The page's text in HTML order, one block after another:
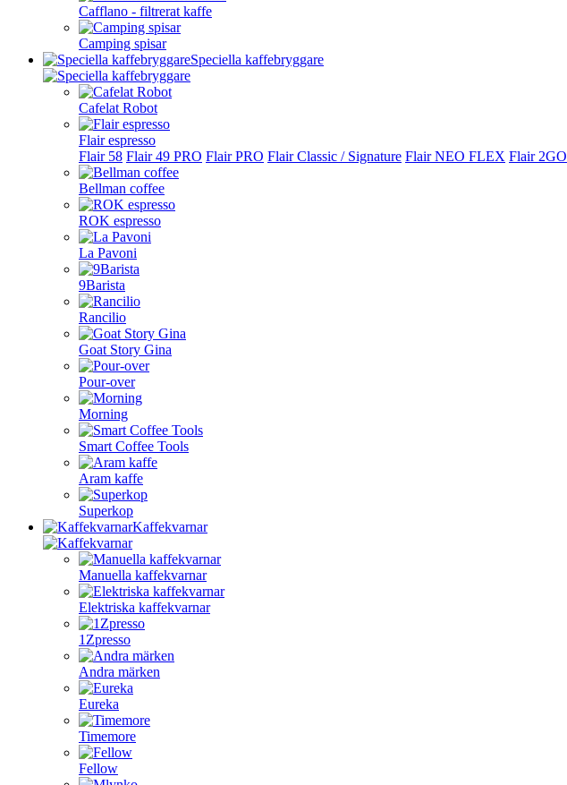
Cafflano - filtrerat kaffe
Camping spisar
Speciella kaffebryggare
Cafelat Robot
Flair espresso
Flair 58 Flair 49 PRO Flair PRO Flair Classic / Signature Flair NEO FLEX Flair 2GO
Bellman coffee
ROK espresso
La Pavoni
9Barista
Rancilio
Goat Story Gina
Pour-over
Morning
Smart Coffee Tools
Aram kaffe
Superkop
Kaffekvarnar
Manuella kaffekvarnar
Elektriska kaffekvarnar
1Zpresso
Andra märken
Eureka
Timemore
Fellow